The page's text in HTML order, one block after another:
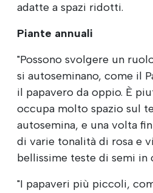
adatte a spazi ridotti.
Piante annuali
"Possono svolgere un
si autoseminano, come il
il papavero da oppio. È
occupa molto spazio sul
autosemina, e una volta
di varie tonalità di rosa e
bellissime teste di semi in
"I papaveri più piccoli,